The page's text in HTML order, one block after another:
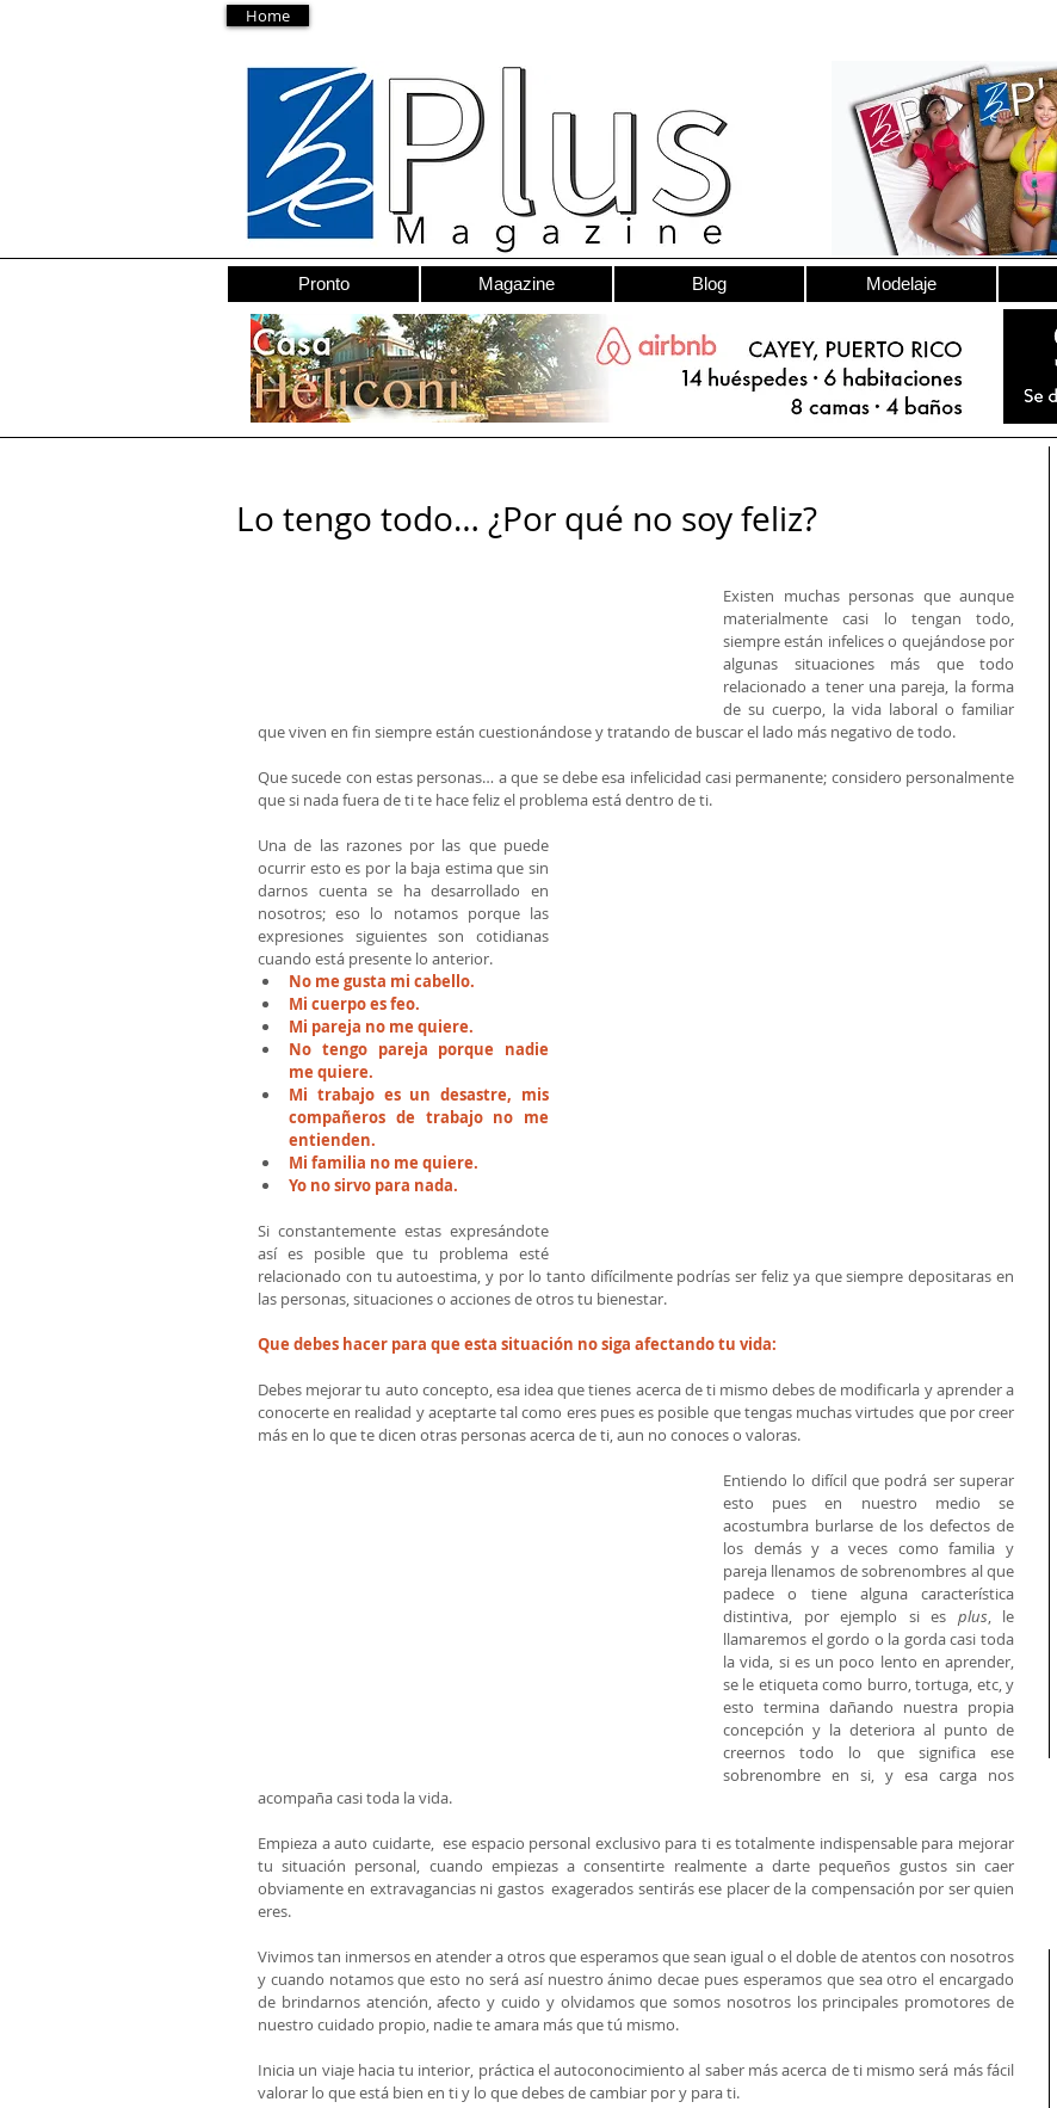
Home
Pronto Magazine Blog Modelaje
Lo tengo todo… ¿Por qué no soy feliz?
Existen muchas personas que aunque
materialmente casi lo tengan todo,
siempre están infelices o quejándose por
algunas situaciones más que todo
relacionado a tener una pareja, la forma
de su cuerpo, la vida laboral o familiar
que viven en fin siempre están cuestionándose y tratando de buscar el lado más negativo de todo.
Que sucede con estas personas… a que se debe esa infelicidad casi permanente; considero personalmente
que si nada fuera de ti te hace feliz el problema está dentro de ti.
Una de las razones por las que puede
ocurrir esto es por la baja estima que sin
darnos cuenta se ha desarrollado en
nosotros; eso lo notamos porque las
expresiones siguientes son cotidianas
cuando está presente lo anterior.
No me gusta mi cabello.
Mi cuerpo es feo.
Mi pareja no me quiere.
No tengo pareja porque nadie
me quiere.
Mi trabajo es un desastre, mis
compañeros de trabajo no me
entienden.
Mi familia no me quiere.
Yo no sirvo para nada.
Si constantemente estas expresándote
así es posible que tu problema esté
relacionado con tu autoestima, y por lo tanto difícilmente podrías ser feliz ya que siempre depositaras en
las personas, situaciones o acciones de otros tu bienestar.
Que debes hacer para que esta situación no siga afectando tu vida:
Debes mejorar tu auto concepto, esa idea que tienes acerca de ti mismo debes de modificarla y aprender a
conocerte en realidad y aceptarte tal como eres pues es posible que tengas muchas virtudes que por creer
más en lo que te dicen otras personas acerca de ti, aun no conoces o valoras.
Entiendo lo difícil que podrá ser superar
esto pues en nuestro medio se
acostumbra burlarse de los defectos de
los demás y a veces como familia y
pareja llenamos de sobrenombres al que
padece o tiene alguna característica
distintiva, por ejemplo si es plus, le
llamaremos el gordo o la gorda casi toda
la vida, si es un poco lento en aprender,
se le etiqueta como burro, tortuga, etc, y
esto termina dañando nuestra propia
concepción y la deteriora al punto de
creernos todo lo que significa ese
sobrenombre en si, y esa carga nos
acompaña casi toda la vida.
Empieza a auto cuidarte,  ese espacio personal exclusivo para ti es totalmente indispensable para mejorar
tu situación personal, cuando empiezas a consentirte realmente a darte pequeños gustos sin caer
obviamente en extravagancias ni gastos  exagerados sentirás ese placer de la compensación por ser quien
eres.
Vivimos tan inmersos en atender a otros que esperamos que sean igual o el doble de atentos con nosotros
y cuando notamos que esto no será así nuestro ánimo decae pues esperamos que sea otro el encargado
de brindarnos atención, afecto y cuido y olvidamos que somos nosotros los principales promotores de
nuestro cuidado propio, nadie te amara más que tú mismo.
Inicia un viaje hacia tu interior, práctica el autoconocimiento al saber más acerca de ti mismo será más fácil
valorar lo que está bien en ti y lo que debes de cambiar por y para ti.